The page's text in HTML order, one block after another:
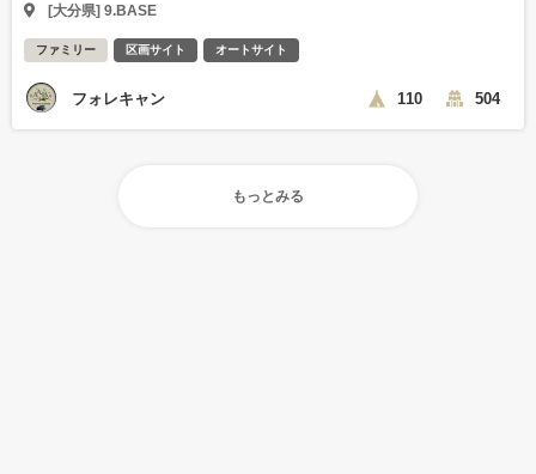
[大分県] 9.BASE
ファミリー 区画サイト オートサイト
フォレキャン 110 504
もっとみる